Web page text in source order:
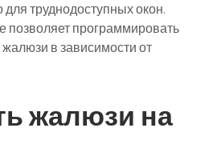
труднодоступных окон.
позволяет программировать
в зависимости от
жалюзи на